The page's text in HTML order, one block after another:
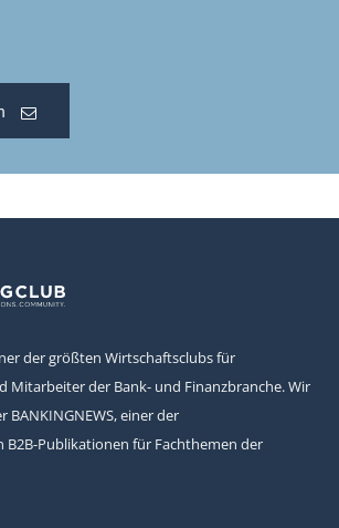
der größten Wirtschaftsclubs für
Mitarbeiter der Bank- und Finanzbranche. Wir
BANKINGNEWS, einer der
B2B-Publikationen für Fachthemen der